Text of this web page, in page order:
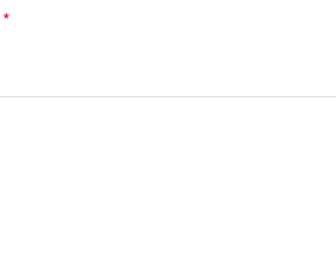
*